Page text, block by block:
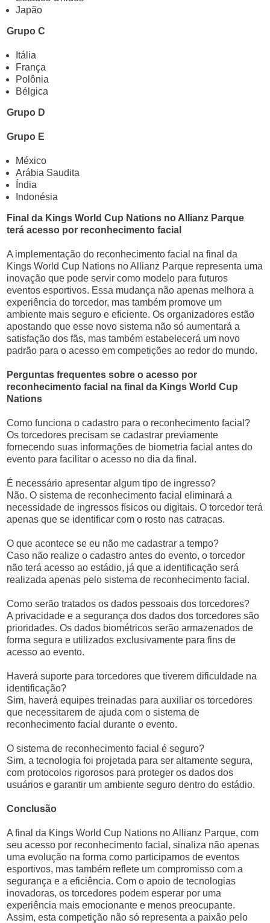
Japão
Grupo C
Itália
França
Polônia
Bélgica
Grupo D
Grupo E
México
Arábia Saudita
Índia
Indonésia
Final da Kings World Cup Nations no Allianz Parque
terá acesso por reconhecimento facial
A implementação do reconhecimento facial na final da
Kings World Cup Nations no Allianz Parque representa uma
inovação que pode servir como modelo para futuros
eventos esportivos. Essa mudança não apenas melhora a
experiência do torcedor, mas também promove um
ambiente mais seguro e eficiente. Os organizadores estão
apostando que esse novo sistema não só aumentará a
satisfação dos fãs, mas também estabelecerá um novo
padrão para o acesso em competições ao redor do mundo.
Perguntas frequentes sobre o acesso por
reconhecimento facial na final da Kings World Cup
Nations
Como funciona o cadastro para o reconhecimento facial?
Os torcedores precisam se cadastrar previamente
fornecendo suas informações de biometria facial antes do
evento para facilitar o acesso no dia da final.
É necessário apresentar algum tipo de ingresso?
Não. O sistema de reconhecimento facial eliminará a
necessidade de ingressos físicos ou digitais. O torcedor terá
apenas que se identificar com o rosto nas catracas.
O que acontece se eu não me cadastrar a tempo?
Caso não realize o cadastro antes do evento, o torcedor
não terá acesso ao estádio, já que a identificação será
realizada apenas pelo sistema de reconhecimento facial.
Como serão tratados os dados pessoais dos torcedores?
A privacidade e a segurança dos dados dos torcedores são
prioridades. Os dados biométricos serão armazenados de
forma segura e utilizados exclusivamente para fins de
acesso ao evento.
Haverá suporte para torcedores que tiverem dificuldade na
identificação?
Sim, haverá equipes treinadas para auxiliar os torcedores
que necessitarem de ajuda com o sistema de
reconhecimento facial durante o evento.
O sistema de reconhecimento facial é seguro?
Sim, a tecnologia foi projetada para ser altamente segura,
com protocolos rigorosos para proteger os dados dos
usuários e garantir um ambiente seguro dentro do estádio.
Conclusão
A final da Kings World Cup Nations no Allianz Parque, com
seu acesso por reconhecimento facial, sinaliza não apenas
uma evolução na forma como participamos de eventos
esportivos, mas também reflete um compromisso com a
segurança e a eficiência. Com o apoio de tecnologias
inovadoras, os torcedores podem esperar por uma
experiência mais emocionante e menos preocupante.
Assim, esta competição não só representa a paixão pelo